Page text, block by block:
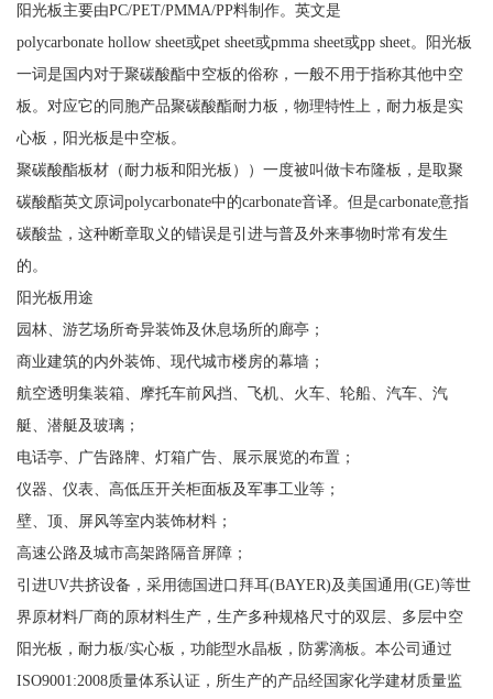
阳光板主要由PC/PET/PMMA/PP料制作。英文是
polycarbonate hollow sheet或pet sheet或pmma sheet或pp sheet。阳光板
一词是国内对于聚碳酸酯中空板的俗称，一般不用于指称其他中空
板。对应它的同胞产品聚碳酸酯耐力板，物理特性上，耐力板是实
心板，阳光板是中空板。
聚碳酸酯板材（耐力板和阳光板））一度被叫做卡布隆板，是取聚
碳酸酯英文原词polycarbonate中的carbonate音译。但是carbonate意指
碳酸盐，这种断章取义的错误是引进与普及外来事物时常有发生
的。
阳光板用途
园林、游艺场所奇异装饰及休息场所的廊亭；
商业建筑的内外装饰、现代城市楼房的幕墙；
航空透明集装箱、摩托车前风挡、飞机、火车、轮船、汽车、汽
艇、潜艇及玻璃；
电话亭、广告路牌、灯箱广告、展示展览的布置；
仪器、仪表、高低压开关柜面板及军事工业等；
壁、顶、屏风等室内装饰材料；
高速公路及城市高架路隔音屏障；
引进UV共挤设备，采用德国进口拜耳(BAYER)及美国通用(GE)等世
界原材料厂商的原材料生产，生产多种规格尺寸的双层、多层中空
阳光板，耐力板/实心板，功能型水晶板，防雾滴板。本公司通过
ISO9001:2008质量体系认证，所生产的产品经国家化学建材质量监